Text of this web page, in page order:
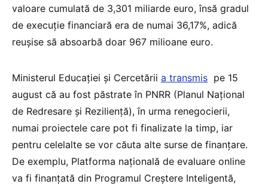
valoare cumulată de 3,301 miliarde euro, însă gradul
de execuție financiară era de numai 36,17%, adică
reușise să absoarbă doar 967 milioane euro.
Ministerul Educației și Cercetării a transmis pe 15
august că au fost păstrate în PNRR (Planul Național
de Redresare și Reziliență), în urma renegocierii,
numai proiectele care pot fi finalizate la timp, iar
pentru celelalte se vor căuta alte surse de finanțare.
De exemplu, Platforma națională de evaluare online
va fi finanțată din Programul Creștere Inteligentă,